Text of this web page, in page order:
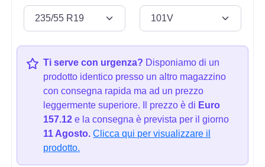
Ti serve con urgenza? Disponiamo di un
prodotto identico presso un altro magazzino
con consegna rapida ma ad un prezzo
leggermente superiore. Il prezzo è di Euro
157.12 e la consegna è prevista per il giorno
11 Agosto. Clicca qui per visualizzare il
prodotto.